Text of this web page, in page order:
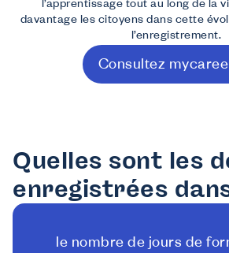
l’apprentissage tout au long de la
davantage les citoyens dans cette
l’enregistrement.
Consultez
Quelles sont les
enregistrées
le nombre de jours de